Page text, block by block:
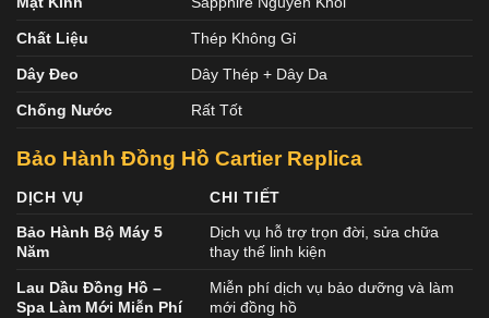
Chất Liệu Thép Không Gỉ
Dây Đeo Dây Thép + Dây Da
Chống Nước Rất Tốt
Bảo Hành Đồng Hồ Cartier Replica
DỊCH VỤ
CHI TIẾT
Bảo Hành Bộ Máy 5
Năm
Dịch vụ hỗ trợ trọn đời, sửa chữa
thay thế linh kiện
Lau Dầu Đồng Hồ –
Spa Làm Mới Miễn Phí
Miễn phí dịch vụ bảo dưỡng và làm
mới đồng hồ